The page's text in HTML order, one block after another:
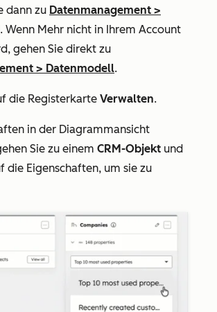
dann zu Datenmanagement >
. Wenn Mehr nicht in Ihrem Account
gehen Sie direkt zu
> Datenmodell.
die Registerkarte Verwalten.
in der Diagrammansicht
Sie zu einem CRM-Objekt und
die Eigenschaften, um sie zu